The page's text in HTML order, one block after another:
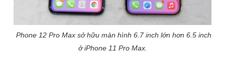
Phone 12 Pro Max sở hữu màn hình 6.7 inch lớn hơn 6.5 inch
ở iPhone 11 Pro Max.